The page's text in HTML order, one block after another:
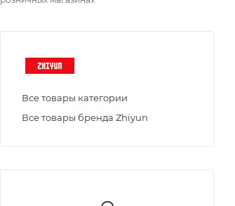
Все товары категории
Все товары бренда Zhiyun